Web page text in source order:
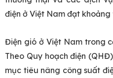
điện ở Việt Nam đạt khoảng
Điện gió ở Việt Nam trong
Theo Quy hoạch điện
mục tiêu nâng công suất